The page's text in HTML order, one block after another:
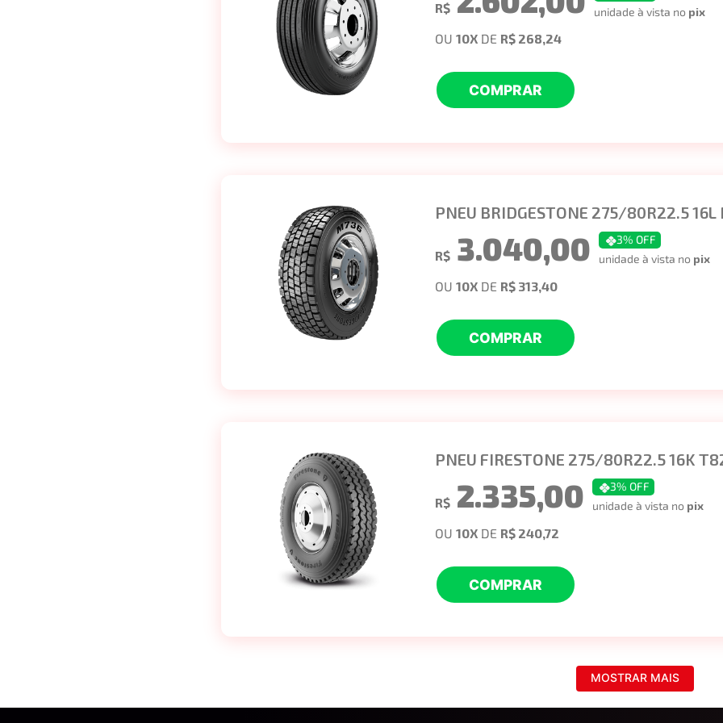
R$ unidade à vista no pix
OU 10X DE R$ 268,24
COMPRAR
PNEU BRIDGESTONE 275/80R22.5 16L
R$ 3.040,00 3% OFF
unidade à vista no pix
OU 10X DE R$ 313,40
COMPRAR
PNEU FIRESTONE 275/80R22.5 16K
R$ 2.335,00 3% OFF
unidade à vista no pix
OU 10X DE R$ 240,72
COMPRAR
MOSTRAR MAIS